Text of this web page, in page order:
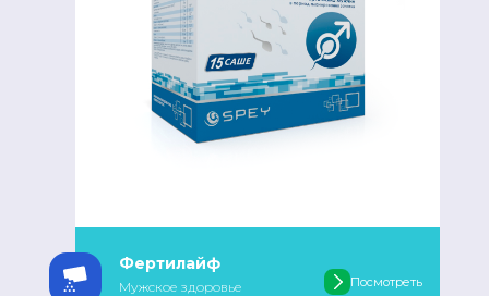
Фертилайф
Мужское здоровье Посмотреть